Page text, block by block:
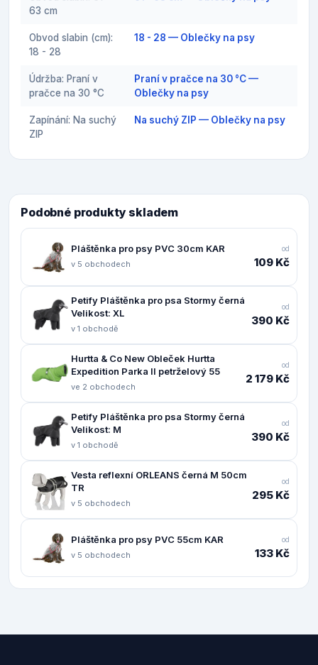
63 cm
Obvod slabin (cm):
18 - 28
18 - 28 — Oblečky na psy
Údržba: Praní v
pračce na 30 °C
Praní v pračce na 30 °C —
Oblečky na psy
Zapínání: Na suchý
ZIP
Na suchý ZIP — Oblečky na psy
Podobné produkty skladem
Pláštěnka pro psy PVC 30cm KAR
v 5 obchodech
od
109 Kč
Petify Pláštěnka pro psa Stormy černá
Velikost: XL
v 1 obchodě
od
390 Kč
Hurtta & Co New Obleček Hurtta
Expedition Parka II petrželový 55
ve 2 obchodech
od
2 179 Kč
Petify Pláštěnka pro psa Stormy černá
Velikost: M
v 1 obchodě
od
390 Kč
Vesta reflexní ORLEANS černá M 50cm
TR
v 5 obchodech
od
295 Kč
Pláštěnka pro psy PVC 55cm KAR
v 5 obchodech
od
133 Kč